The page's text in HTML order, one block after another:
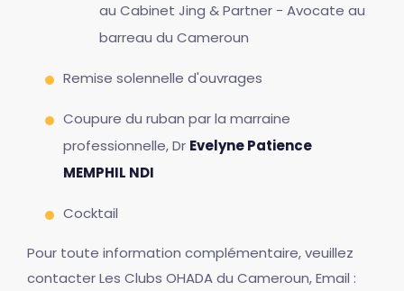
au Cabinet Jing & Partner - Avocate au
barreau du Cameroun
Remise solennelle d'ouvrages
Coupure du ruban par la marraine
professionnelle, Dr Evelyne Patience
MEMPHIL NDI
Cocktail
Pour toute information complémentaire, veuillez
contacter Les Clubs OHADA du Cameroun, Email :